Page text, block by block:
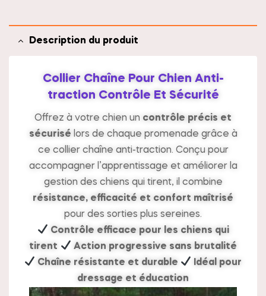
Description du produit
Collier Chaîne Pour Chien Anti-
traction Contrôle Et Sécurité
Offrez à votre chien un contrôle précis et
sécurisé lors de chaque promenade grâce à
ce collier chaîne anti-traction. Conçu pour
accompagner l’apprentissage et améliorer la
gestion des chiens qui tirent, il combine
résistance, efficacité et confort maîtrisé
pour des sorties plus sereines.
Contrôle efficace pour les chiens qui
tirent
Action progressive sans brutalité
Chaîne résistante et durable
Idéal pour
dressage et éducation